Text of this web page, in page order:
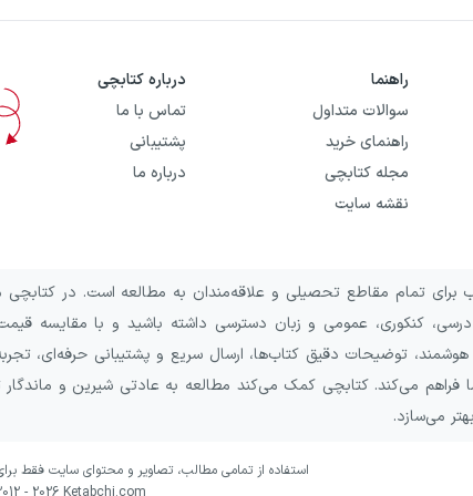
راهنما
سوالات متداول
راهنمای خرید
مجله کتابچی
نقشه سایت
درباره کتابچی
تماس با ما
پشتیبانی
درباره ما
برای تمام مقاطع تحصیلی و علاقه‌مندان به مطالعه است. در کتابچی
کنکوری، عمومی و زبان دسترسی داشته باشید و با مقایسه
توضیحات دقیق کتاب‌ها، ارسال سریع و پشتیبانی حرفه‌ای،
فراهم می‌کند. کتابچی کمک می‌کند مطالعه به عادتی شیرین و ماندگار
می‌سازد.
استفاده از تمامی مطالب، تصاویر و محتوای سایت فقط